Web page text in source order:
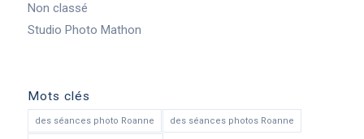
Non classé
Studio Photo Mathon
Mots clés
des séances photo Roanne des séances photos Roanne